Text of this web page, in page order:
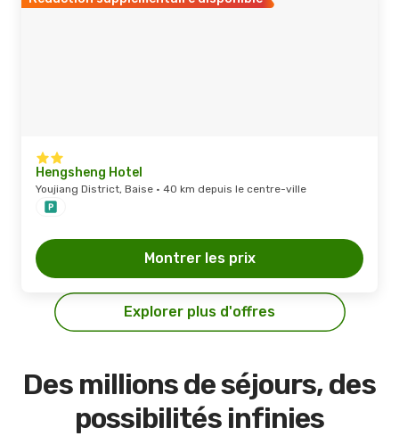
Hengsheng Hotel
Youjiang District, Baise · 40 km depuis le centre-ville
Montrer les prix
Explorer plus d'offres
Des millions de séjours, des
possibilités infinies